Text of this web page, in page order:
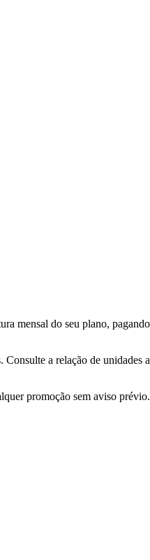
mensal do seu plano,
a relação de
promoção sem aviso